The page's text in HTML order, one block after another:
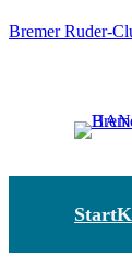
Zum
Bremer Ruder-
Start